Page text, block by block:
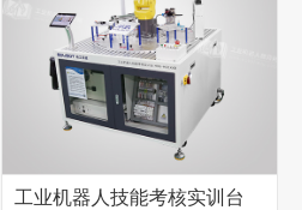
工业机器人技能考核实训台